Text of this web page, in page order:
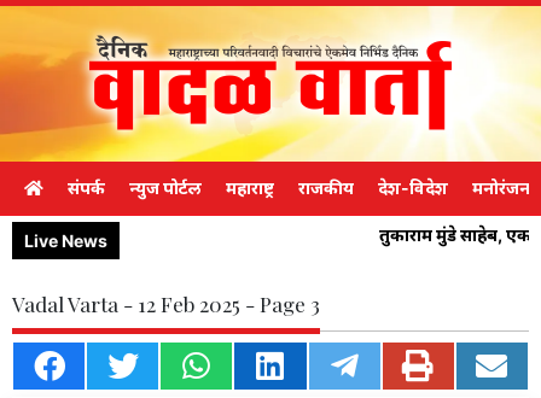
संपर्क न्युज पोर्टल महाराष्ट्र राजकीय देश-विदेश मनोरंजन
Live News तुकाराम मुंडे साहेब,
Vadal Varta - 12 Feb 2025 - Page 3